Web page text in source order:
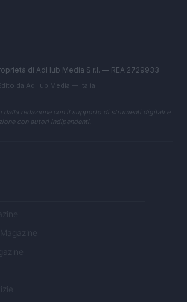
di AdHub Media S.r.l. — REA 2729933
da AdHub Media — Italia
dalla redazione con il supporto di strumenti digitali e
con autori indipendenti.